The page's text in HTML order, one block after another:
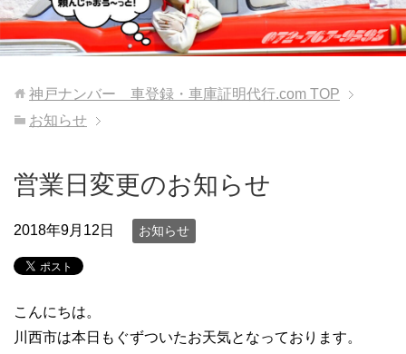
神戸ナンバー 車登録・車庫証明代行.com TOP
お知らせ
営業日変更のお知らせ
2018年9月12日 お知らせ
こんにちは。
川西市は本日もぐずついたお天気となっております。